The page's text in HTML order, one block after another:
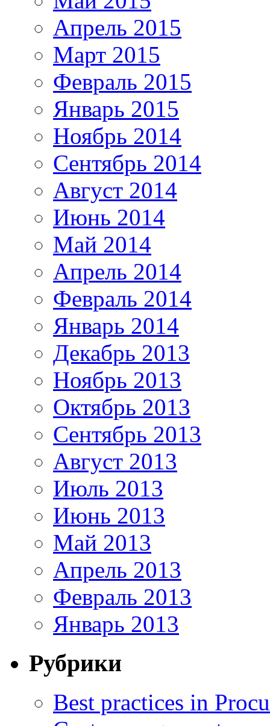
Апрель 2015
Март 2015
Февраль 2015
Январь 2015
Ноябрь 2014
Сентябрь 2014
Август 2014
Июнь 2014
Май 2014
Апрель 2014
Февраль 2014
Январь 2014
Декабрь 2013
Ноябрь 2013
Октябрь 2013
Сентябрь 2013
Август 2013
Июль 2013
Июнь 2013
Май 2013
Апрель 2013
Февраль 2013
Январь 2013
Рубрики
Best practices in